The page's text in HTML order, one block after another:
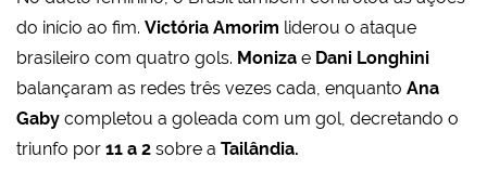
do início ao fim. Victória Amorim liderou o ataque
brasileiro com quatro gols. Moniza e Dani Longhini
balançaram as redes três vezes cada, enquanto Ana
Gaby completou a goleada com um gol, decretando o
triunfo por 11 a 2 sobre a Tailândia.